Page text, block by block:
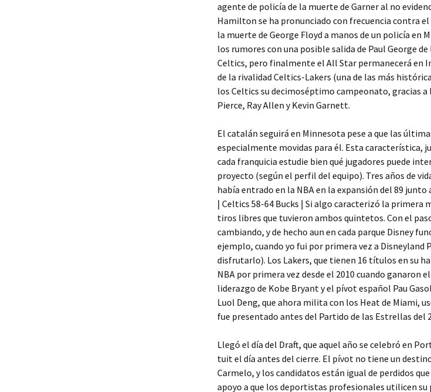
agente de policía de la muerte de Garner al no
Hamilton se ha pronunciado con frecuencia contra
la muerte de George Floyd a manos de un policía en
los rumores con una posible salida de Paul George
Celtics, pero finalmente el All Star permanecerá en
de la rivalidad Celtics-Lakers (una de las más
los Celtics su decimoséptimo campeonato, gracias
Pierce, Ray Allen y Kevin Garnett.
El catalán seguirá en Minnesota pese a que las
especialmente movidas para él. Esta característica,
cada franquicia estudie bien qué jugadores puede
proyecto (según el perfil del equipo). Tres años de
había entrado en la NBA en la expansión del 89
| Celtics 58-64 Bucks | Si algo caracterizó la primera
tiros libres que tuvieron ambos quintetos. Con el
cambiando, y de hecho aun en cada parque Disney
ejemplo, cuando yo fui por primera vez a Disneyland
disfrutarlo). Los Lakers, que tienen 16 títulos en su
NBA por primera vez desde el 2010 cuando ganaron
liderazgo de Kobe Bryant y el pívot español Pau
Luol Deng, que ahora milita con los Heat de Miami,
fue presentado antes del Partido de las Estrellas del
Llegó el día del Draft, que aquel año se celebró en
tuit el día antes del cierre. El pívot no tiene un
Carmelo, y los candidatos están igual de perdidos
apoyo a que los deportistas profesionales utilicen